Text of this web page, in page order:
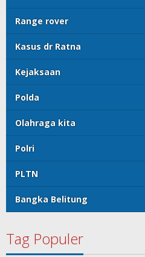
Range rover
Kasus dr Ratna
Kejaksaan
Polda
Olahraga kita
Polri
PLTN
Bangka Belitung
Tag Populer